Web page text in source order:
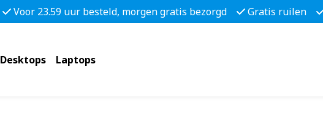
Voor 23.59 uur besteld, morgen gratis bezorgd Gratis ruilen
Desktops Laptops